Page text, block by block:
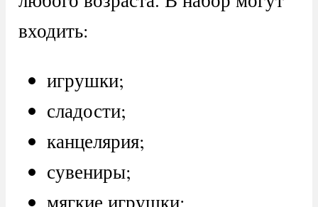
входить:
игрушки;
сладости;
канцелярия;
сувениры;